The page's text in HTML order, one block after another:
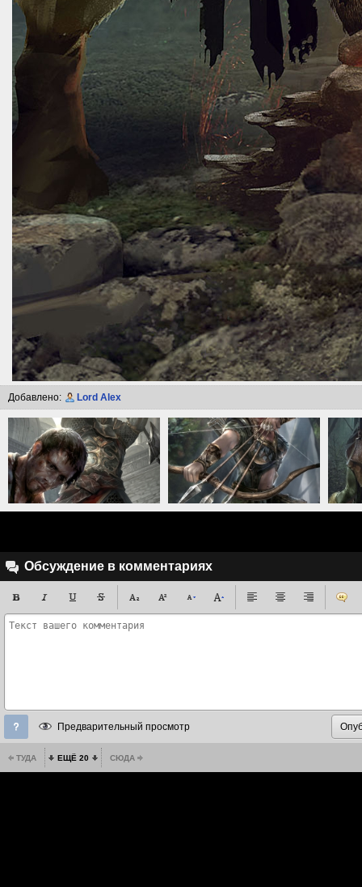
Добавлено: Lord Alex
Обсуждение в комментариях
Предварительный просмотр
ТУДА ЕЩЁ 20 СЮДА